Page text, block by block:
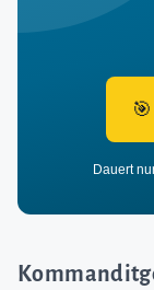
Dauert